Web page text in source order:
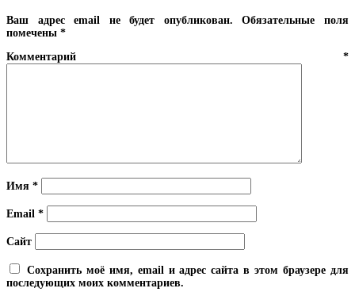
Ваш адрес email не будет опубликован.
Обязательные поля
помечены *
Комментарий *
Имя *
Email *
Сайт
Сохранить моё имя, email и адрес сайта в этом браузере для
последующих моих комментариев.